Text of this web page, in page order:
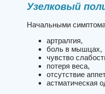
Узелковый
Начальными
артралгия,
боль в мышцах,
чувство
потеря веса,
отсутствие
астматическая